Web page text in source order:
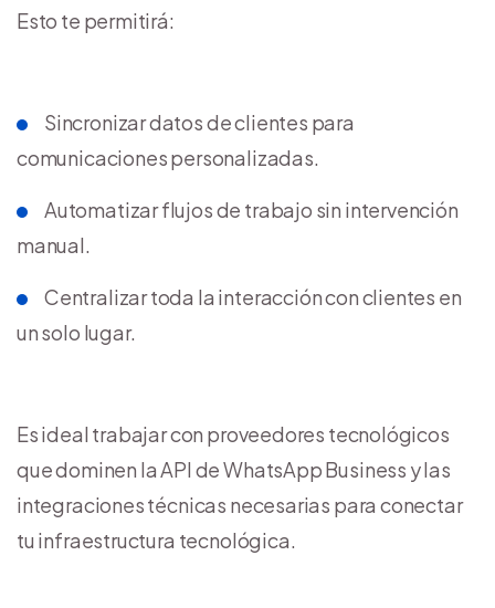
Esto te permitirá:
Sincronizar datos de clientes para
comunicaciones personalizadas.
Automatizar flujos de trabajo sin intervención
manual.
Centralizar toda la interacción con clientes en
un solo lugar.
Es ideal trabajar con proveedores tecnológicos
que dominen la API de WhatsApp Business y las
integraciones técnicas necesarias para conectar
tu infraestructura tecnológica.